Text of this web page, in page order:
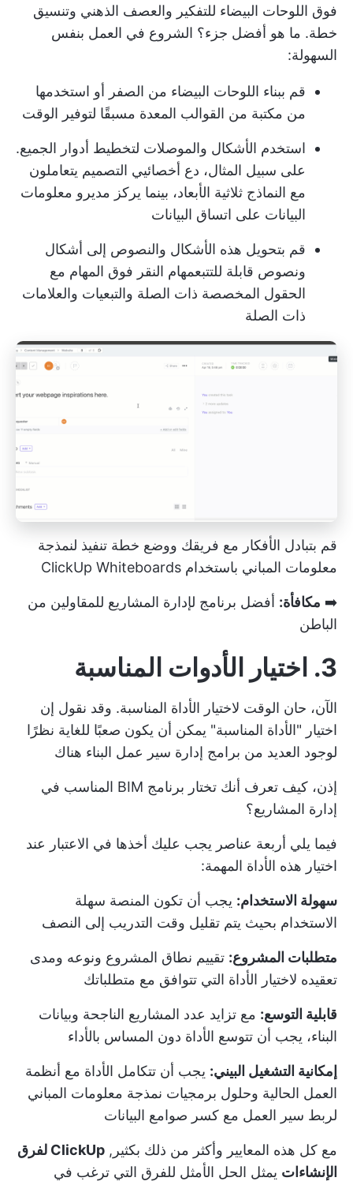
فوق اللوحات البيضاء للتفكير والعصف الذهني وتنسيق
خطة. ما هو أفضل جزء؟ الشروع في العمل بنفس
السهولة:
قم ببناء اللوحات البيضاء من الصفر أو استخدمها
من مكتبة من القوالب المعدة مسبقًا لتوفير الوقت
استخدم الأشكال والموصلات لتخطيط أدوار الجميع.
على سبيل المثال، دع أخصائيي التصميم يتعاملون
مع النماذج ثلاثية الأبعاد، بينما يركز مديرو معلومات
البيانات على اتساق البيانات
قم بتحويل هذه الأشكال والنصوص إلى أشكال
ونصوص قابلة للتتبعمهام النقر فوق المهام مع
الحقول المخصصة ذات الصلة والتبعيات والعلامات
ذات الصلة
قم بتبادل الأفكار مع فريقك ووضع خطة تنفيذ لنمذجة
معلومات المباني باستخدام ClickUp Whiteboards
➡️ مكافأة: أفضل برنامج لإدارة المشاريع للمقاولين من
الباطن
3. اختيار الأدوات المناسبة
الآن، حان الوقت لاختيار الأداة المناسبة. وقد نقول إن
اختيار "الأداة المناسبة" يمكن أن يكون صعبًا للغاية نظرًا
لوجود العديد من برامج إدارة سير عمل البناء هناك
إذن، كيف تعرف أنك تختار برنامج BIM المناسب في
إدارة المشاريع؟
فيما يلي أربعة عناصر يجب عليك أخذها في الاعتبار عند
اختيار هذه الأداة المهمة:
سهولة الاستخدام: يجب أن تكون المنصة سهلة
الاستخدام بحيث يتم تقليل وقت التدريب إلى النصف
متطلبات المشروع: تقييم نطاق المشروع ونوعه ومدى
تعقيده لاختيار الأداة التي تتوافق مع متطلباتك
قابلية التوسع: مع تزايد عدد المشاريع الناجحة وبيانات
البناء، يجب أن تتوسع الأداة دون المساس بالأداء
إمكانية التشغيل البيني: يجب أن تتكامل الأداة مع أنظمة
العمل الحالية وحلول برمجيات نمذجة معلومات المباني
لربط سير العمل مع كسر صوامع البيانات
مع كل هذه المعايير وأكثر من ذلك بكثير,
ClickUp لفرق
الإنشاءات يمثل الحل الأمثل للفرق التي ترغب في